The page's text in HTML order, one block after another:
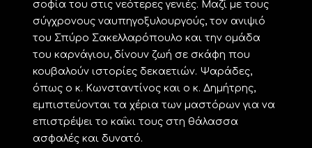
σοφία του στις νεότερες γενιές. Μαζί με τους
σύγχρονους ναυπηγοξυλουργούς, τον ανιψιό
του Σπύρο Σακελλαρόπουλο και την ομάδα
του καρνάγιου, δίνουν ζωή σε σκάφη που
κουβαλούν ιστορίες δεκαετιών. Ψαράδες,
όπως ο κ. Κωνσταντίνος και ο κ. Δημήτρης,
εμπιστεύονται τα χέρια των μαστόρων για να
επιστρέψει το καΐκι τους στη θάλασσα
ασφαλές και δυνατό.